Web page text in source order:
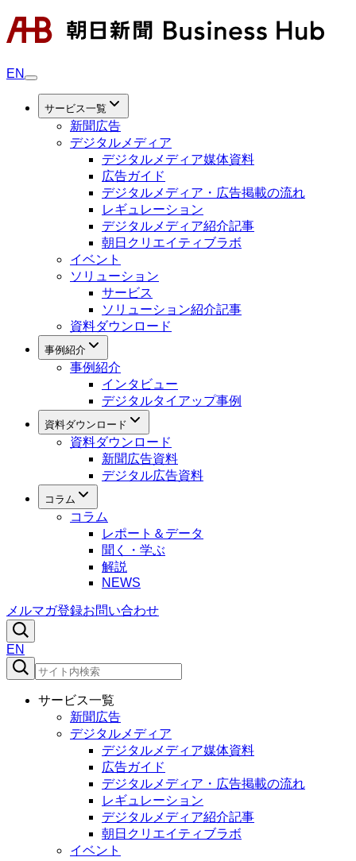
EN
サービス一覧
新聞広告
デジタルメディア
デジタルメディア媒体資料
広告ガイド
デジタルメディア・広告掲載の流れ
レギュレーション
デジタルメディア紹介記事
朝日クリエイティブラボ
イベント
ソリューション
サービス
ソリューション紹介記事
資料ダウンロード
事例紹介
事例紹介
インタビュー
デジタルタイアップ事例
資料ダウンロード
資料ダウンロード
新聞広告資料
デジタル広告資料
コラム
コラム
レポート＆データ
聞く・学ぶ
解説
NEWS
メルマガ登録お問い合わせ
EN
サービス一覧
新聞広告
デジタルメディア
デジタルメディア媒体資料
広告ガイド
デジタルメディア・広告掲載の流れ
レギュレーション
デジタルメディア紹介記事
朝日クリエイティブラボ
イベント